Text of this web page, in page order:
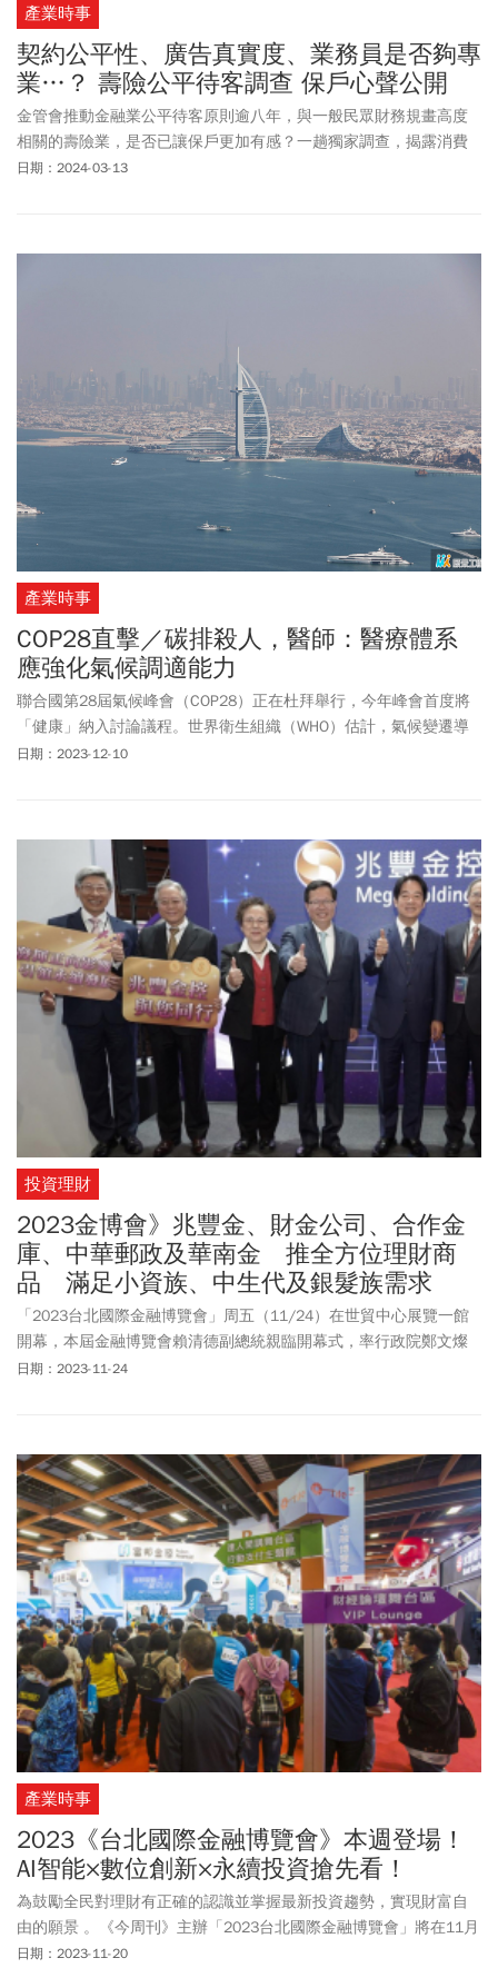
產業時事
契約公平性、廣告真實度、業務員是否夠專
業…？ 壽險公平待客調查 保戶心聲公開
金管會推動金融業公平待客原則逾八年，與一般民眾財務規畫高度
相關的壽險業，是否已讓保戶更加有感？一趟獨家調查，揭露消費
者對壽險業公平待客的真實心聲。
日期：2024-03-13
產業時事
COP28直擊／碳排殺人，醫師：醫療體系
應強化氣候調適能力
聯合國第28屆氣候峰會（COP28）正在杜拜舉行，今年峰會首度將
「健康」納入討論議程。世界衛生組織（WHO）估計，氣候變遷導
致空汙、高溫及疾病傳播加劇，每年有1.9億人的生命健康安全受到
日期：2023-12-10
投資理財
2023金博會》兆豐金、財金公司、合作金
庫、中華郵政及華南金 推全方位理財商
品 滿足小資族、中生代及銀髮族需求
「2023台北國際金融博覽會」周五（11/24）在世貿中心展覽一館
開幕，本屆金融博覽會賴清德副總統親臨開幕式，率行政院鄭文燦
副院長、財政部政務次長阮清華、金管會副主委蕭翠玲等官員一同
日期：2023-11-24
產業時事
2023《台北國際金融博覽會》本週登場！
AI智能×數位創新×永續投資搶先看！
為鼓勵全民對理財有正確的認識並掌握最新投資趨勢，實現財富自
由的願景 。《今周刊》主辦「2023台北國際金融博覽會」將在11月
24日–11月26日為期三天，於台北世界貿易中心展覽一館盛大登
日期：2023-11-20